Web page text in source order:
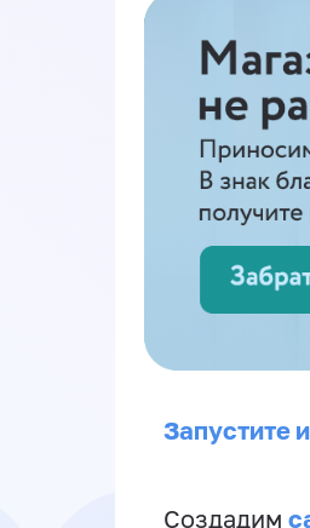
Запустите
Создадим